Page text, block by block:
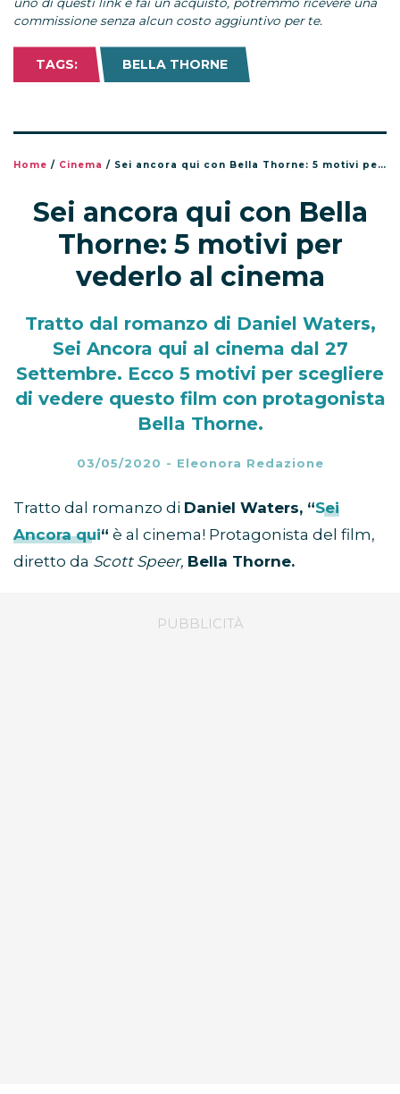
uno di questi link e fai un acquisto, potremmo ricevere una
commissione senza alcun costo aggiuntivo per te.
TAGS: BELLA THORNE
Home / Cinema / Sei ancora qui con Bella Thorne: 5 motivi per vederlo al cinema
Sei ancora qui con Bella
Thorne: 5 motivi per
vederlo al cinema
Tratto dal romanzo di Daniel Waters,
Sei Ancora qui al cinema dal 27
Settembre. Ecco 5 motivi per scegliere
di vedere questo film con protagonista
Bella Thorne.
03/05/2020 - Eleonora Redazione
Tratto dal romanzo di Daniel Waters, “Sei
Ancora qui“ è al cinema! Protagonista del film,
diretto da Scott Speer, Bella Thorne.